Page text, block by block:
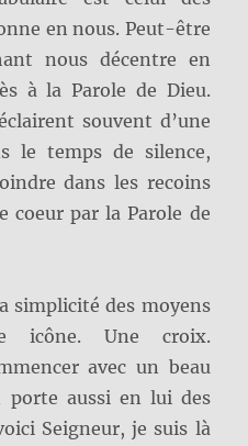
en nous. Peut-être
nous décentre en
à la Parole de Dieu.
souvent d’une
le temps de silence,
dans les recoins
coeur par la Parole de
simplicité des moyens
icône. Une croix.
avec un beau
porte aussi en lui des
Seigneur, je suis là